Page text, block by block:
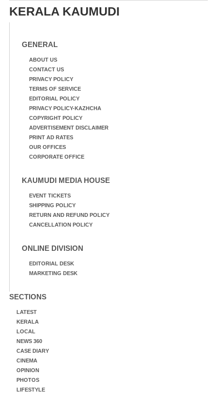
KERALA KAUMUDI
GENERAL
ABOUT US
CONTACT US
PRIVACY POLICY
TERMS OF SERVICE
EDITORIAL POLICY
PRIVACY POLICY-KAZHCHA
COPYRIGHT POLICY
ADVERTISEMENT DISCLAIMER
PRINT AD RATES
OUR OFFICES
CORPORATE OFFICE
KAUMUDI MEDIA HOUSE
EVENT TICKETS
SHIPPING POLICY
RETURN AND REFUND POLICY
CANCELLATION POLICY
ONLINE DIVISION
EDITORIAL DESK
MARKETING DESK
SECTIONS
LATEST
KERALA
LOCAL
NEWS 360
CASE DIARY
CINEMA
OPINION
PHOTOS
LIFESTYLE